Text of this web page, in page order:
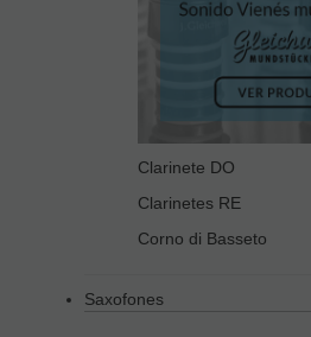
Clarinete DO
Clarinetes RE
Corno di Basseto
Saxofones